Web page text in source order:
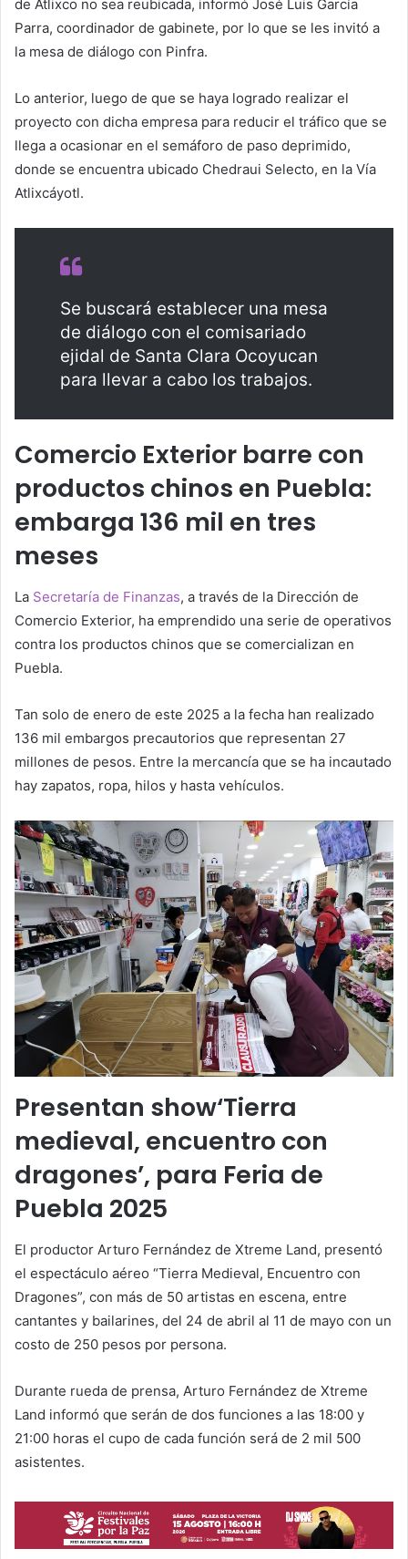
de Atlixco no sea reubicada, informó José Luis García
Parra, coordinador de gabinete, por lo que se les invitó a
la mesa de diálogo con Pinfra.
Lo anterior, luego de que se haya logrado realizar el
proyecto con dicha empresa para reducir el tráfico que se
llega a ocasionar en el semáforo de paso deprimido,
donde se encuentra ubicado Chedraui Selecto, en la Vía
Atlixcáyotl.
Se buscará establecer una mesa
de diálogo con el comisariado
ejidal de Santa Clara Ocoyucan
para llevar a cabo los trabajos.
Comercio Exterior barre con
productos chinos en Puebla:
embarga 136 mil en tres
meses
La Secretaría de Finanzas, a través de la Dirección de
Comercio Exterior, ha emprendido una serie de operativos
contra los productos chinos que se comercializan en
Puebla.
Tan solo de enero de este 2025 a la fecha han realizado
136 mil embargos precautorios que representan 27
millones de pesos. Entre la mercancía que se ha incautado
hay zapatos, ropa, hilos y hasta vehículos.
Presentan show‘Tierra
medieval, encuentro con
dragones’, para Feria de
Puebla 2025
El productor Arturo Fernández de Xtreme Land, presentó
el espectáculo aéreo “Tierra Medieval, Encuentro con
Dragones”, con más de 50 artistas en escena, entre
cantantes y bailarines, del 24 de abril al 11 de mayo con un
costo de 250 pesos por persona.
Durante rueda de prensa, Arturo Fernández de Xtreme
Land informó que serán de dos funciones a las 18:00 y
21:00 horas el cupo de cada función será de 2 mil 500
asistentes.